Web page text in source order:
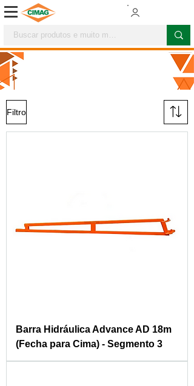
Filtro
Barra Hidráulica Advance AD 18m
(Fecha para Cima) - Segmento 3